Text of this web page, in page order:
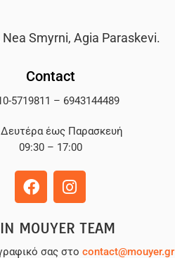
Nea Smyrni, Agia Paraskevi.
Contact
5719811 – 6943144489
έως Παρασκευή
09:30 – 17:00
MOUYER TEAM
σας στο contact@mouyer.gr